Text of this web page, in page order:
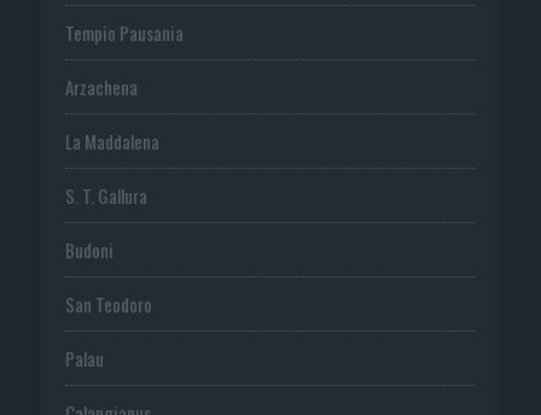
Tempio Pausania
Arzachena
La Maddalena
S. T. Gallura
Budoni
San Teodoro
Palau